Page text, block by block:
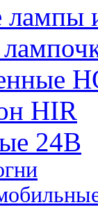
лампы
HIR
24B